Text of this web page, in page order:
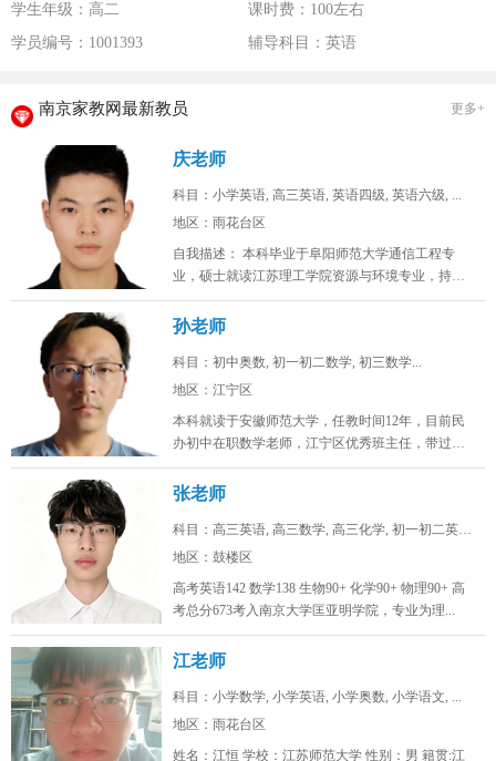
学生年级：高二
课时费：100左右
学员编号：1001393
辅导科目：英语
南京家教网最新教员 更多+
庆老师
科目：小学英语, 高三英语, 英语四级, 英语六级, ...
地区：雨花台区
自我描述： 本科毕业于阜阳师范大学通信工程专
业，硕士就读江苏理工学院资源与环境专业，持有
初高中英语教师资格证，具备系统...
孙老师
科目：初中奥数, 初一初二数学, 初三数学...
地区：江宁区
本科就读于安徽师范大学，任教时间12年，目前民
办初中在职数学老师，江宁区优秀班主任，带过两
届完整的初中。班级数学中考均分...
张老师
科目：高三英语, 高三数学, 高三化学, 初一初二英语...
地区：鼓楼区
高考英语142 数学138 生物90+ 化学90+ 物理90+ 高
考总分673考入南京大学匡亚明学院，专业为理...
江老师
科目：小学数学, 小学英语, 小学奥数, 小学语文, ...
地区：雨花台区
姓名：江恒 学校：江苏师范大学 性别：男 籍贯:江